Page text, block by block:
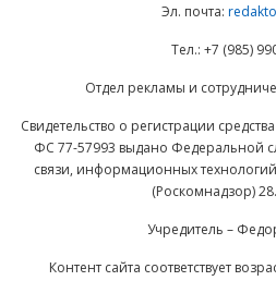
Эл. почта:
Тел.: +7 (985)
Отдел рекламы и
Свидетельство о регистрации
ФС 77-57993 выдано Федеральной
связи, информационных
(Роскомнадзор)
Учредитель –
Контент сайта соответствует